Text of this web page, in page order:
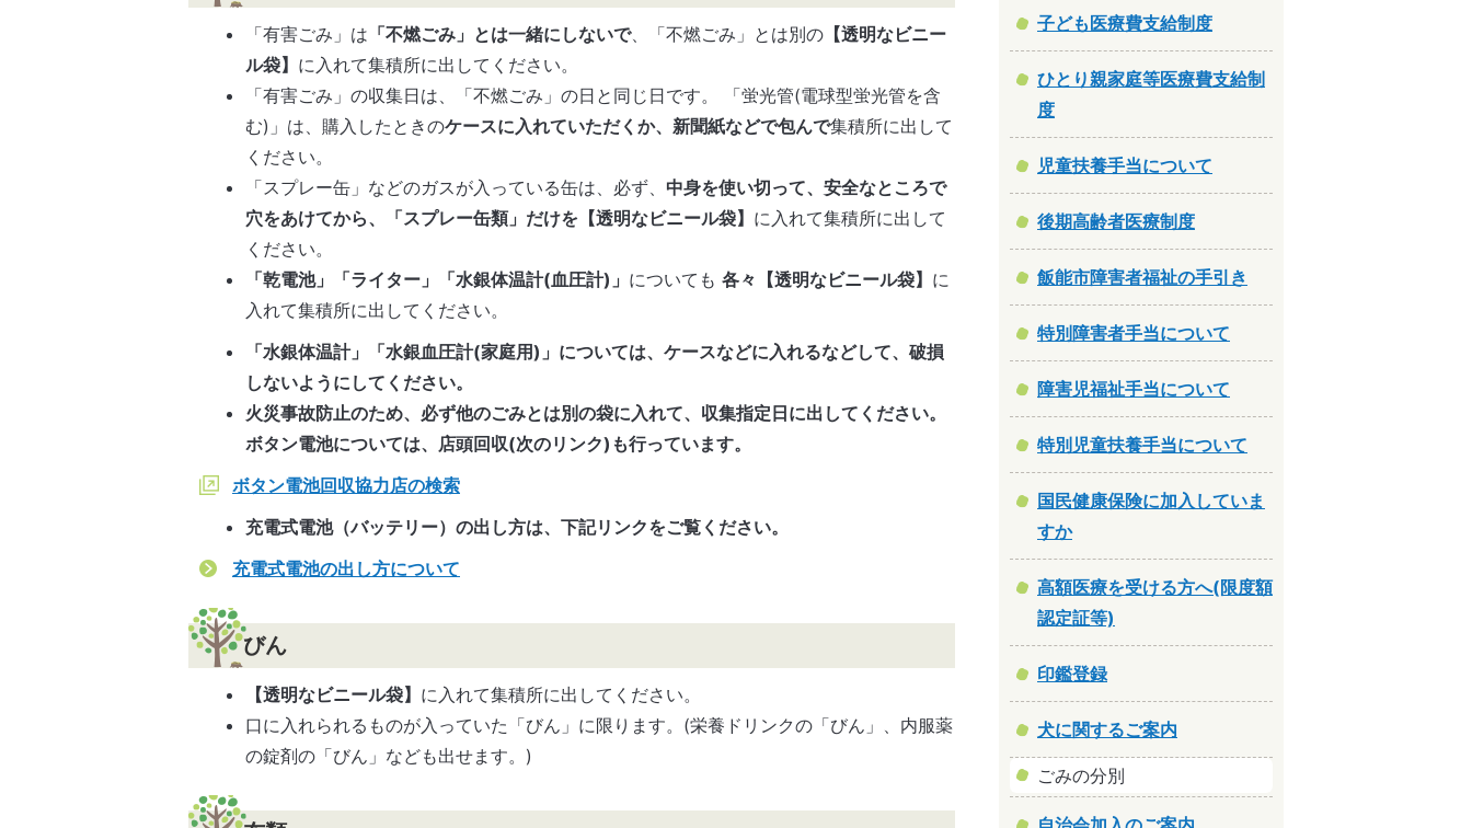
「有害ごみ」は 「不燃ごみ」とは一緒にしないで、「不燃ごみ」とは別の 【透明なビニー
ル袋】 に入れて集積所に出してください。
「有害ごみ」の収集日は、「不燃ごみ」の日と同じ日です。 「蛍光管(電球型蛍光管を含
む)」は、購入したときのケースに入れていただくか、新聞紙などで包んで集積所に出して
ください。
「スプレー缶」などのガスが入っている缶は、必ず、 中身を使い切って、安全なところで
穴をあけてから、「スプレー缶類」だけを【透明なビニール袋】 に入れて集積所に出して
ください。
「乾電池」「ライター」「水銀体温計(血圧計)」 についても各々【透明なビニール袋】 に
入れて集積所に出してください。
「水銀体温計」「水銀血圧計(家庭用)」については、ケースなどに入れるなどして、破損
しないようにしてください。
火災事故防止のため、必ず他のごみとは別の袋に入れて、収集指定日に出してください。
ボタン電池については、店頭回収(次のリンク)も行っています。
ボタン電池回収協力店の検索
充電式電池（バッテリー）の出し方は、下記リンクをご覧ください。
充電式電池の出し方について
びん
【透明なビニール袋】 に入れて集積所に出してください。
口に入れられるものが入っていた「びん」に限ります。(栄養ドリンクの「びん」、内服薬
の錠剤の「びん」なども出せます。)
子ども医療費支給制度
ひとり親家庭等医療費支給制
度
児童扶養手当について
後期高齢者医療制度
飯能市障害者福祉の手引き
特別障害者手当について
障害児福祉手当について
特別児童扶養手当について
国民健康保険に加入していま
すか
高額医療を受ける方へ(限度額
認定証等)
印鑑登録
犬に関するご案内
ごみの分別